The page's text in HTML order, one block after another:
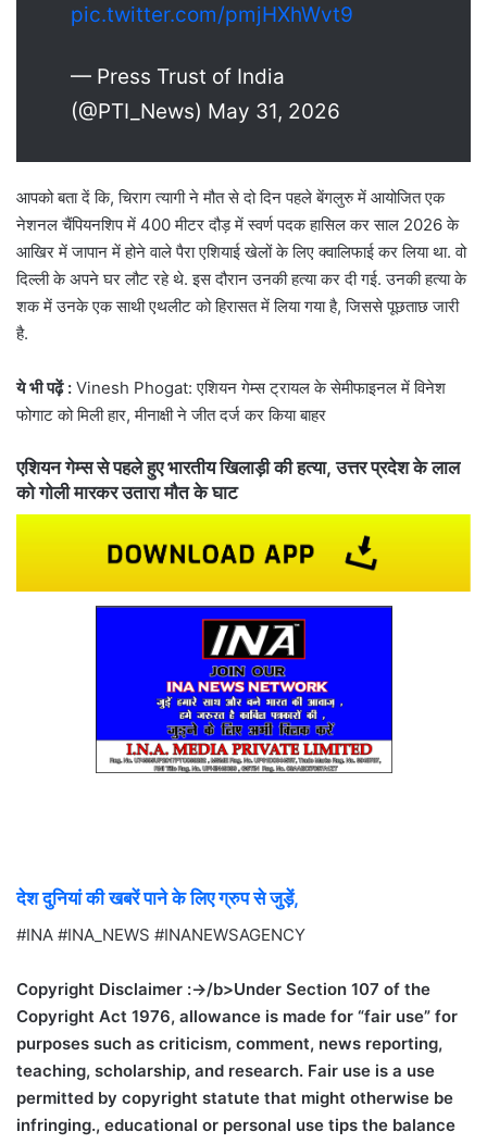
pic.twitter.com/pmjHXhWvt9
— Press Trust of India
(@PTI_News) May 31, 2026
आपको बता दें कि, चिराग त्यागी ने मौत से दो द‍िन पहले बेंगलुरु में आयोजित एक
नेशनल चैंपियनशिप में 400 मीटर दौड़ में स्वर्ण पदक हासिल कर साल 2026 के
आख‍िर में जापान में होने वाले पैरा एशियाई खेलों के लिए क्वालिफाई कर लिया था. वो
दिल्ली के अपने घर लौट रहे थे. इस दौरान उनकी हत्या कर दी गई. उनकी हत्या के
शक में उनके एक साथी एथलीट को हिरासत में लिया गया है, जिससे पूछताछ जारी
है.
ये भी पढ़ें : Vinesh Phogat: एशियन गेम्स ट्रायल के सेमीफाइनल में विनेश
फोगाट को मिली हार, मीनाक्षी ने जीत दर्ज कर किया बाहर
एशियन गेम्स से पहले हुए भारतीय खिलाड़ी की हत्या, उत्तर प्रदेश के लाल
को गोली मारकर उतारा मौत के घाट
देश दुनियां की खबरें पाने के लिए ग्रुप से जुड़ें,
#INA #INA_NEWS #INANEWSAGENCY
Copyright Disclaimer :->/b>Under Section 107 of the
Copyright Act 1976, allowance is made for “fair use” for
purposes such as criticism, comment, news reporting,
teaching, scholarship, and research. Fair use is a use
permitted by copyright statute that might otherwise be
infringing., educational or personal use tips the balance